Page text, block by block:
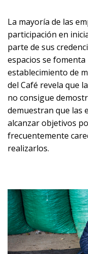
La mayoría de las
participación en
parte de sus
espacios se
establecimiento de
del Café revela que
no consigue
demuestran que las
alcanzar objetivos
frecuentemente
realizarlos.